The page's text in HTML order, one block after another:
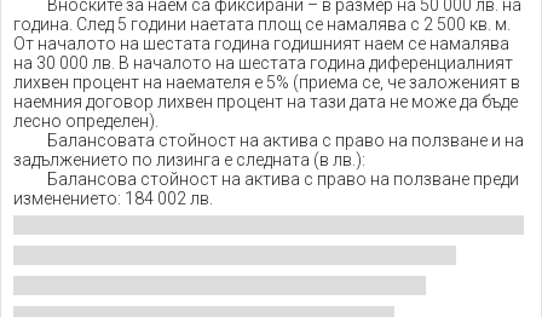
Вноските за наем са фиксирани – в размер на 50 000 лв. на
година. След 5 години наетата площ се намалява с 2 500 кв. м.
От началото на шестата година годишният наем се намалява
на 30 000 лв. В началото на шестата година диференциалният
лихвен процент на наемателя е 5% (приема се, че заложеният в
наемния договор лихвен процент на тази дата не може да бъде
лесно определен).
Балансовата стойност на актива с право на ползване и на
задължението по лизинга е следната (в лв.):
Балансова стойност на актива с право на ползване преди
изменението: 184 002 лв.